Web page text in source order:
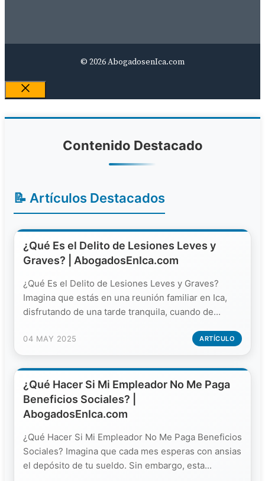
© 2026 AbogadosenIca.com
Close
Contenido Destacado
📝 Artículos Destacados
¿Qué Es el Delito de Lesiones Leves y
Graves? | AbogadosEnIca.com
¿Qué Es el Delito de Lesiones Leves y Graves?
Imagina que estás en una reunión familiar en Ica,
disfrutando de una tarde tranquila, cuando de...
04 MAY 2025 ARTÍCULO
¿Qué Hacer Si Mi Empleador No Me Paga
Beneficios Sociales? |
AbogadosEnIca.com
¿Qué Hacer Si Mi Empleador No Me Paga Beneficios
Sociales? Imagina que cada mes esperas con ansias
el depósito de tu sueldo. Sin embargo, esta...